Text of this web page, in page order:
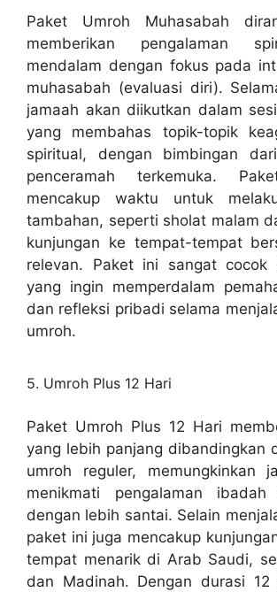
Paket Umroh Muhasabah
memberikan pengalaman
mendalam dengan fokus pada
muhasabah (evaluasi diri).
jamaah akan diikutkan dalam
yang membahas topik-topik
spiritual, dengan bimbingan
penceramah terkemuka.
mencakup waktu untuk
tambahan, seperti sholat malam
kunjungan ke tempat-tempat
relevan. Paket ini sangat cocok
yang ingin memperdalam
dan refleksi pribadi selama
umroh.
5. Umroh Plus 12 Hari
Paket Umroh Plus 12 Hari
yang lebih panjang dibandingkan
umroh reguler, memungkinkan
menikmati pengalaman
dengan lebih santai. Selain
paket ini juga mencakup
tempat menarik di Arab Saudi,
dan Madinah. Dengan durasi 12